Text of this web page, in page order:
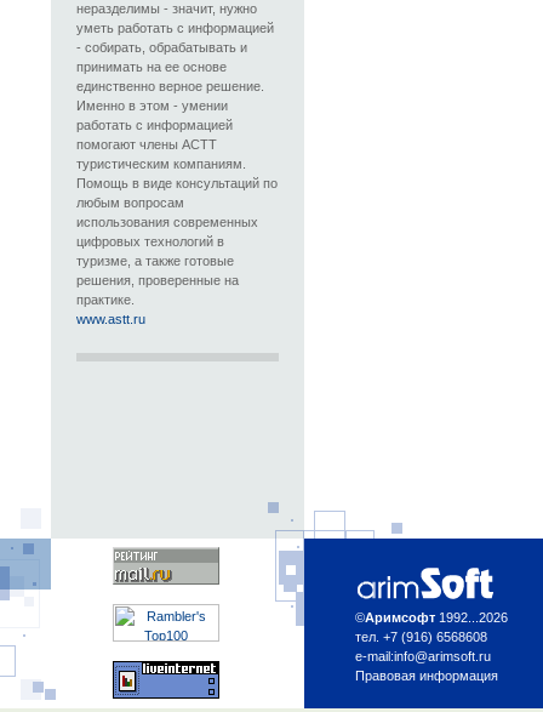
неразделимы - значит, нужно
уметь работать с информацией
- собирать, обрабатывать и
принимать на ее основе
единственно верное решение.
Именно в этом - умении
работать с информацией
помогают члены АСТТ
туристическим компаниям.
Помощь в виде консультаций по
любым вопросам
использования современных
цифровых технологий в
туризме, а также готовые
решения, проверенные на
практике.
www.astt.ru
©Аримсофт 1992...2026
тел. +7 (916) 6568608
e-mail:info@arimsoft.ru
Правовая информация